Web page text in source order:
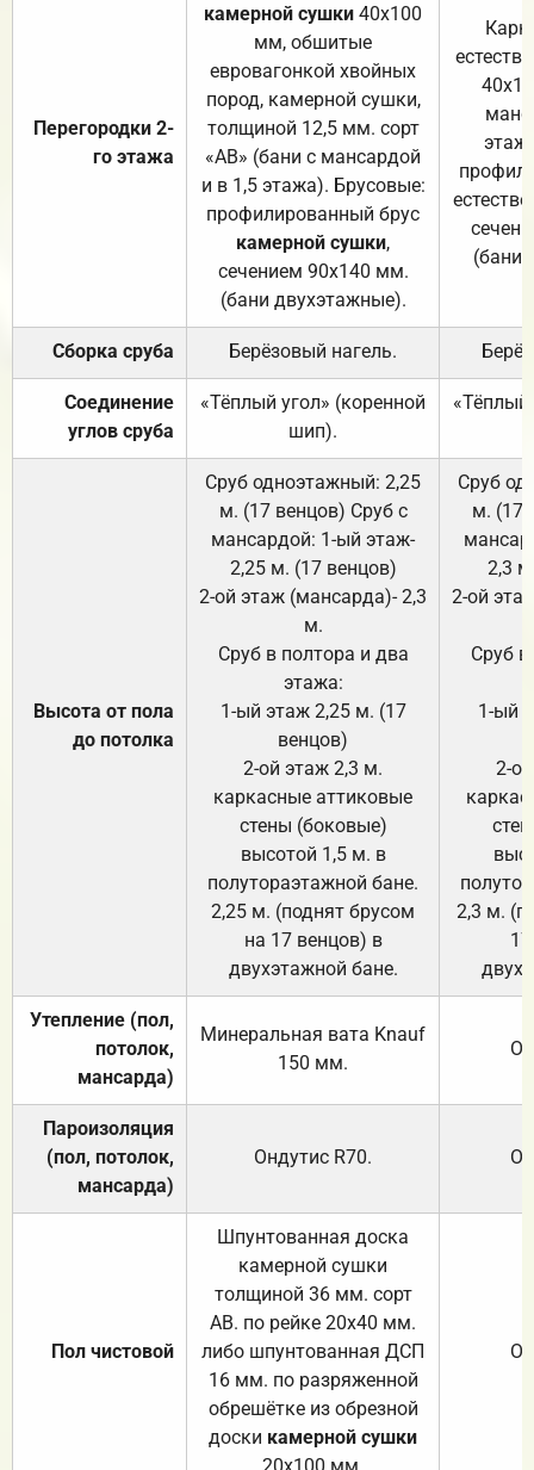
Перегородки 2-
го этажа
камерной сушки 40х100
мм, обшитые
евровагонкой хвойных
пород, камерной сушки,
толщиной 12,5 мм. сорт
«АВ» (бани с мансардой
и в 1,5 этажа). Брусовые:
профилированный брус
камерной сушки,
сечением 90х140 мм.
(бани двухэтажные).
(бани
Сборка сруба Берёзовый нагель.
Соединение
углов сруба
«Тёплый угол» (коренной
шип).
«Тёплый
Высота от пола
до потолка
Сруб одноэтажный: 2,25
м. (17 венцов) Сруб с
мансардой: 1-ый этаж-
2,25 м. (17 венцов)
2-ой этаж (мансарда)- 2,3
м.
Сруб в полтора и два
этажа:
1-ый этаж 2,25 м. (17
венцов)
2-ой этаж 2,3 м.
каркасные аттиковые
стены (боковые)
высотой 1,5 м. в
полутораэтажной бане.
2,25 м. (поднят брусом
на 17 венцов) в
двухэтажной бане.
Сруб
м. (17
2,3
2-ой
Сруб
1-ый
2-
2,3 м.
Утепление (пол,
потолок,
мансарда)
Минеральная вата Knauf
150 мм.
Пароизоляция
(пол, потолок,
мансарда)
Ондутис R70.
Пол чистовой
Шпунтованная доска
камерной сушки
толщиной 36 мм. сорт
АВ. по рейке 20х40 мм.
либо шпунтованная ДСП
16 мм. по разряженной
обрешётке из обрезной
доски камерной сушки
20х100 мм.